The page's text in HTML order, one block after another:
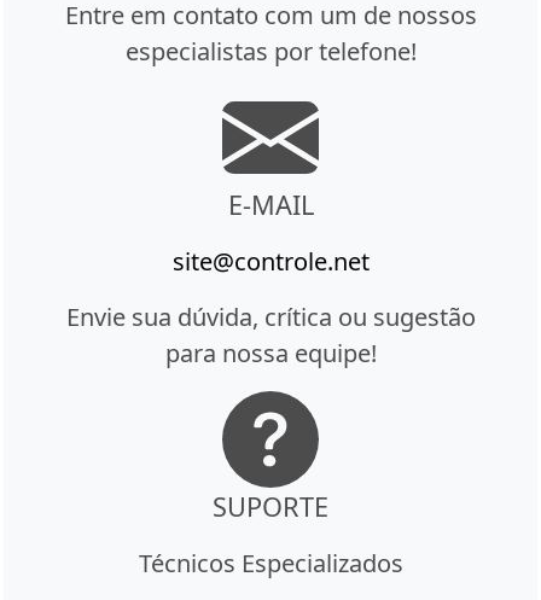
Entre em contato com um de nossos
especialistas por telefone!
E-MAIL
site@controle.net
Envie sua dúvida, crítica ou sugestão
para nossa equipe!
SUPORTE
Técnicos Especializados